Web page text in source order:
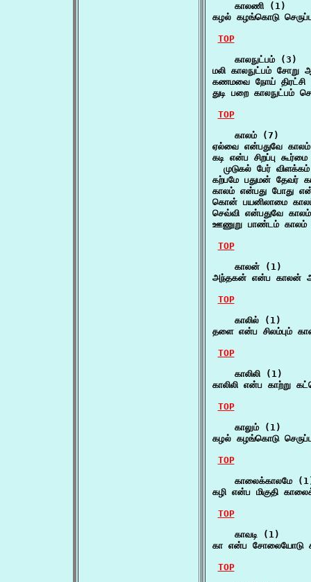
    காலணி (1)
கழல் கழங்கொடு
TOP
    காலநுட்பம் (3)
மலி காலநுட்பம்
கணமவை நோய் திரட்சி
துடி பறை
TOP
    காலம் (7)
ஏல்வை என்பதுவே
கடி என்ப சிறப்பு
முடுகல் பேர்
கற்பமே பதுமன் தேவர்
காலம் என்பது போது
கொன் பயனிலாமை
செவ்வி என்பதுவே
ஊணுறு பாண்டம்
TOP
    காலன் (1)
அந்தகன் என்ப காலன்
TOP
    காலில் (1)
தளை என்ப சிலம்பும்
TOP
    காலிலி (1)
காலிலி என்ப காற்று
TOP
    காலும் (1)
கழல் கழங்கொடு
TOP
காலைக்காலமே
கழி என்ப மிகுதி
TOP
    காவடி (1)
கா என்ப சோலையோடு
TOP